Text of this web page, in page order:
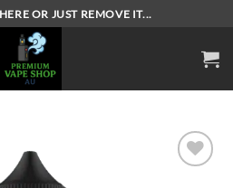
OR JUST REMOVE IT...